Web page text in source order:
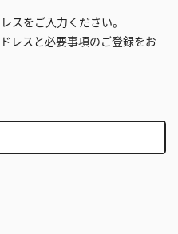
スをご入力ください。
レスと必要事項のご登録をお